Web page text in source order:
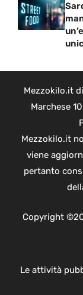
Mezzokilo.it
Marchese
Mezzokilo.it
viene
pertanto
Copyright
Le attività